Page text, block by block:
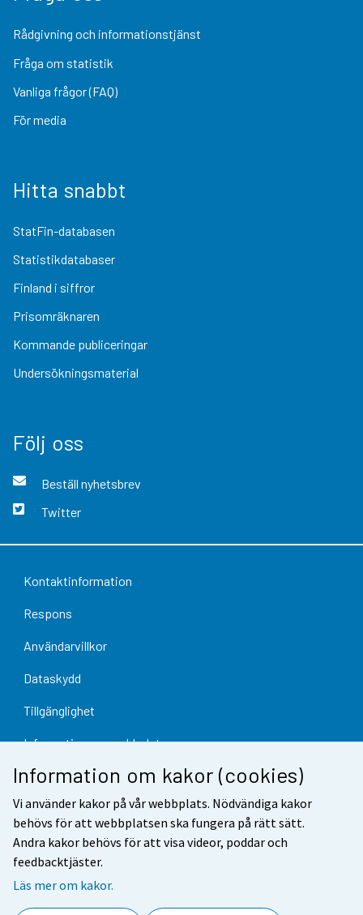
Information om kakor (cookies)
Vi använder kakor på vår webbplats. Nödvändiga kakor
behövs för att webbplatsen ska fungera på rätt sätt.
Andra kakor behövs för att visa videor, poddar och
feedbacktjäster.
Läs mer om kakor.
Rådgivning och informationstjänst
Fråga om statistik
Vanliga frågor (FAQ)
För media
Hitta snabbt
StatFin-databasen
Statistikdatabaser
Finland i siffror
Prisomräknaren
Kommande publiceringar
Undersökningsmaterial
Följ oss
Beställ nyhetsbrev
Twitter
Kontaktinformation
Respons
Användarvillkor
Dataskydd
Tillgänglighet
Information om webbplatsen
Cookie-inställningar